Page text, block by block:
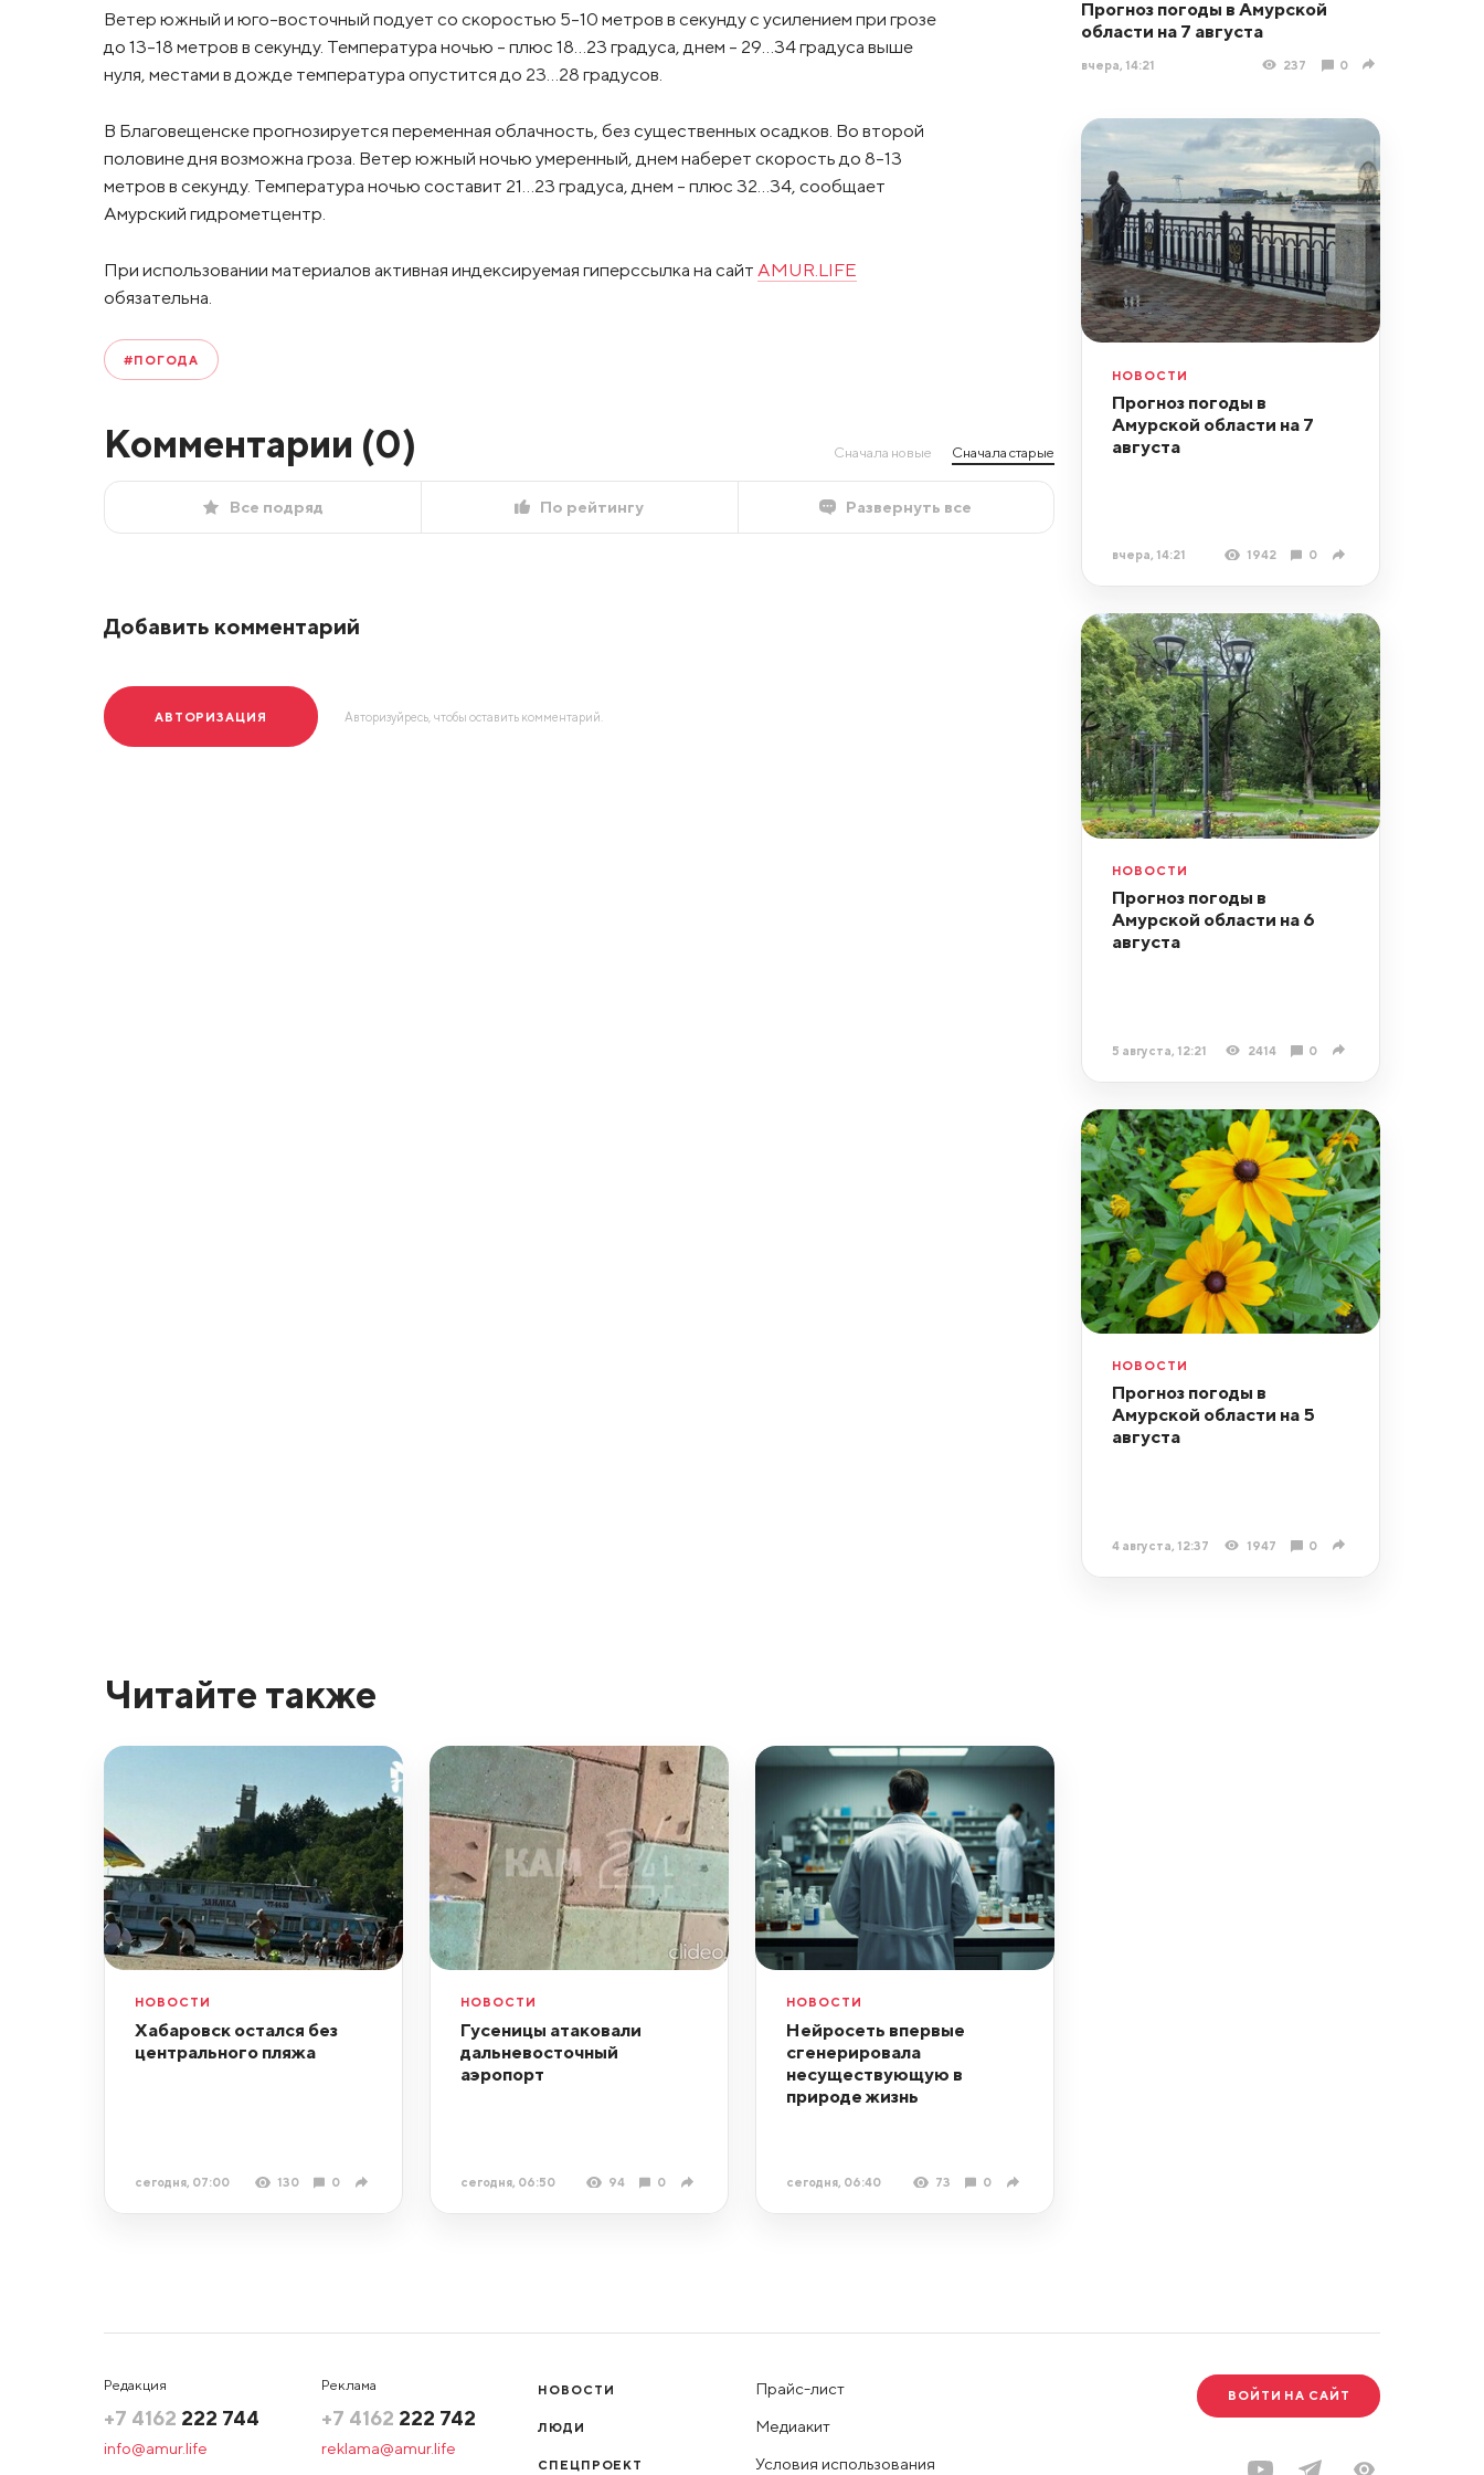
Ветер южный и юго-восточный подует со скоростью 5-10 метров в секунду с усилением при грозе
до 13-18 метров в секунду. Температура ночью – плюс 18…23 градуса, днем – 29…34 градуса выше
нуля, местами в дожде температура опустится до 23…28 градусов.
В Благовещенске прогнозируется переменная облачность, без существенных осадков. Во второй
половине дня возможна гроза. Ветер южный ночью умеренный, днем наберет скорость до 8-13
метров в секунду. Температура ночью составит 21…23 градуса, днем – плюс 32…34, сообщает
Амурский гидрометцентр.
При использовании материалов активная индексируемая гиперссылка на сайт AMUR.LIFE
обязательна.
#ПОГОДА
Комментарии (0) Сначала новые Сначала старые
Все подряд По рейтингу Развернуть все
Добавить комментарий
АВТОРИЗАЦИЯ Авторизуйресь, чтобы оставить комментарий.
Прогноз погоды в Амурской
области на 7 августа
вчера, 14:21 237 0
НОВОСТИ
Прогноз погоды в
Амурской области на 7
августа
вчера, 14:21 1942 0
НОВОСТИ
Прогноз погоды в
Амурской области на 6
августа
5 августа, 12:21 2414 0
НОВОСТИ
Прогноз погоды в
Амурской области на 5
августа
4 августа, 12:37 1947 0
Читайте также
НОВОСТИ
Хабаровск остался без
центрального пляжа
сегодня, 07:00 130 0
НОВОСТИ
Гусеницы атаковали
дальневосточный
аэропорт
сегодня, 06:50 94 0
НОВОСТИ
Нейросеть впервые
сгенерировала
несуществующую в
природе жизнь
сегодня, 06:40 73 0
Редакция
+7 4162 222 744
info@amur.life
Реклама
+7 4162 222 742
reklama@amur.life
НОВОСТИ
ЛЮДИ
СПЕЦПРОЕКТ
Прайс-лист
Медиакит
Условия использования
ВОЙТИ НА САЙТ